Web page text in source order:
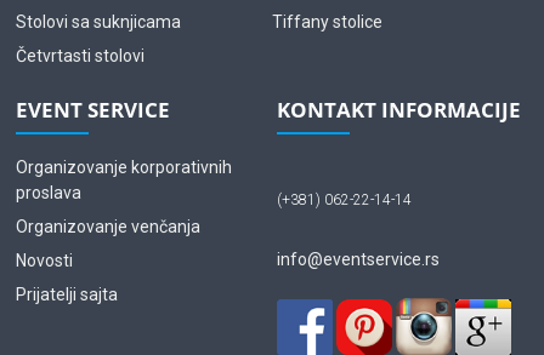
Stolovi sa suknjicama
Tiffany stolice
Četvrtasti stolovi
EVENT SERVICE
Organizovanje korporativnih
proslava
Organizovanje venčanja
Novosti
Prijatelji sajta
KONTAKT INFORMACIJE
(+381) 062-22-14-14
info@eventservice.rs